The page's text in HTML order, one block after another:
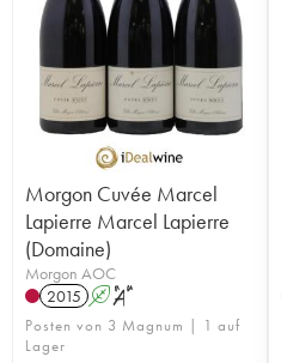
Morgon Cuvée Marcel
Lapierre Marcel Lapierre
(Domaine)
Morgon AOC
2015 A S
Posten von 3 Magnum | 1 auf
Lager